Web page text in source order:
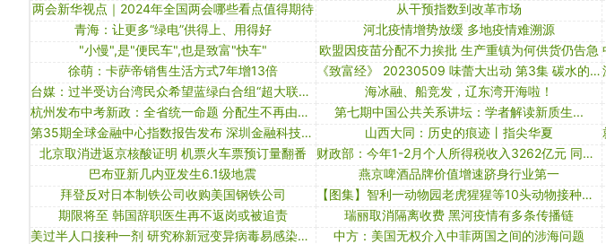
两会新华视点｜2024年全国两会哪些看点值得期待
从干预指数到改革市场
青海：让更多“绿电”供得上、用得好
河北疫情增势放缓 多地疫情难溯源
"小慢",是"便民车",也是致富"快车"
欧盟因疫苗分配不力挨批 生产重镇为何供货仍告急
徐萌：卡萨帝销售生活方式7年增13倍
《致富经》 20230509 味蕾大出动 第3集 碳水的快乐
台媒：过半受访台湾民众希望蓝绿白合组“超大联合政府”
海冰融、船竞发，辽东湾开海啦！
杭州发布中考新政：全省统一命题 分配生不再由学校推荐
第七期中国公共关系讲坛：学者解读新质生...
第35期全球金融中心指数报告发布 深圳金融科技排名全球第四
山西大同：历史的痕迹丨指尖华夏
北京取消进返京核酸证明 机票火车票预订量翻番
财政部：今年1-2月个人所得税收入3262亿元 同比下降15.9%
巴布亚新几内亚发生6.1级地震
燕京啤酒品牌价值增速跻身行业第一
拜登反对日本制铁公司收购美国钢铁公司
【图集】智利一动物园老虎猩猩等10头动物接种新冠疫苗
期限将至 韩国辞职医生再不返岗或被追责
瑞丽取消隔离收费 黑河疫情有多条传播链
美过半人口接种一剂 研究称新冠变异病毒易感染儿童｜大流行手记（5月25日）
中方：美国无权介入中菲两国之间的涉海问题